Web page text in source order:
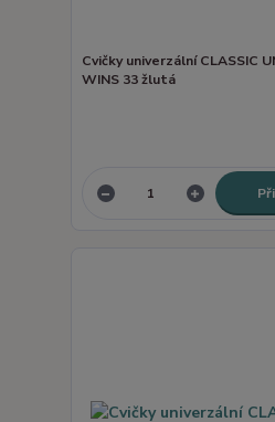
Cvičky univerzální CLASSIC
WINS 33 žlutá